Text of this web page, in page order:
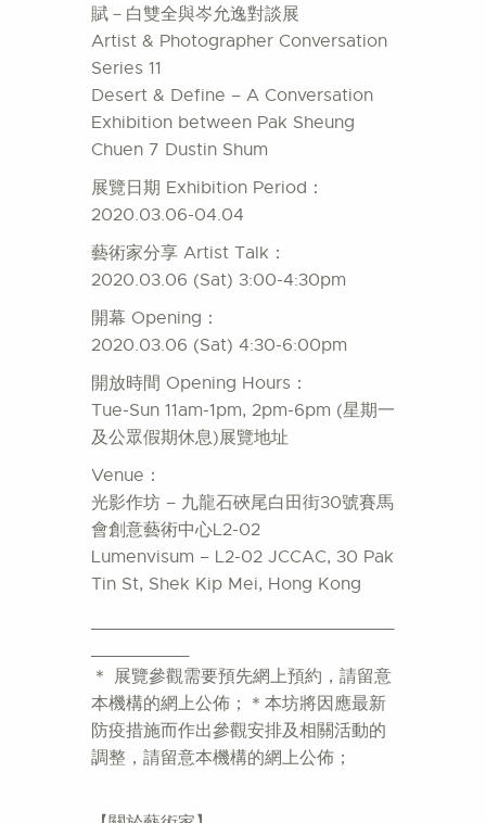
賦－白雙全與岑允逸對談展
Artist & Photographer Conversation
Series 11
Desert & Define – A Conversation
Exhibition between Pak Sheung
Chuen 7 Dustin Shum
展覽日期 Exhibition Period：
2020.03.06-04.04
藝術家分享 Artist Talk：
2020.03.06 (Sat) 3:00-4:30pm
開幕 Opening：
2020.03.06 (Sat) 4:30-6:00pm
開放時間 Opening Hours：
Tue-Sun 11am-1pm, 2pm-6pm (星期一
及公眾假期休息)展覽地址
Venue：
光影作坊 – 九龍石硤尾白田街30號賽馬
會創意藝術中心L2-02
Lumenvisum – L2-02 JCCAC, 30 Pak
Tin St, Shek Kip Mei, Hong Kong
＊ 展覽參觀需要預先網上預約，請留意
本機構的網上公佈；＊本坊將因應最新
防疫措施而作出參觀安排及相關活動的
調整，請留意本機構的網上公佈；